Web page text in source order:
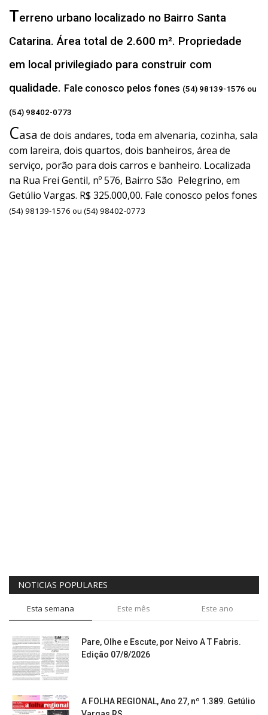
Terreno urbano localizado no Bairro Santa
Catarina. Área total de 2.600 m². Propriedade
em local privilegiado para construir com
qualidade. Fale conosco pelos fones (54) 98139-1576 ou
(54) 98402-0773
Casa de dois andares, toda em alvenaria, cozinha, sala
com lareira, dois quartos, dois banheiros, área de
serviço, porão para dois carros e banheiro. Localizada
na Rua Frei Gentil, nº 576, Bairro São Pelegrino, em
Getúlio Vargas. R$ 325.000,00. Fale conosco pelos fones
(54) 98139-1576 ou (54) 98402-0773
NOTICIAS POPULARES
Esta semana Este mês Este ano
Pare, Olhe e Escute, por Neivo A T Fabris.
Edição 07/8/2026
A FOLHA REGIONAL, Ano 27, nº 1.389. Getúlio